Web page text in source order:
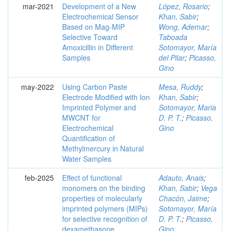
mar-2021
Development of a New
Electrochemical Sensor
Based on Mag-MIP
Selective Toward
Amoxicillin in Different
Samples
López, Rosario;
Khan, Sabir;
Wong, Ademar;
Taboada
Sotomayor, María
del Pilar; Picasso,
Gino
may-2022
Using Carbon Paste
Electrode Modified with Ion
Imprinted Polymer and
MWCNT for
Electrochemical
Quantification of
Methylmercury in Natural
Water Samples
Mesa, Ruddy;
Khan, Sabir;
Sotomayor, Maria
D. P. T.; Picasso,
Gino
feb-2025
Effect of functional
monomers on the binding
properties of molecularly
imprinted polymers (MIPs)
for selective recognition of
dexamethasone
Adauto, Anais;
Khan, Sabir; Vega
Chacón, Jaime;
Sotomayor, María
D. P. T.; Picasso,
Gino